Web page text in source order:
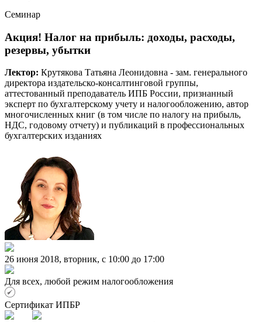
Семинар
Акция! Налог на прибыль: доходы, расходы,
резервы, убытки
Лектор: Крутякова Татьяна Леонидовна - зам. генерального
директора издательско-консалтинговой группы,
аттестованный преподаватель ИПБ России, признанный
эксперт по бухгалтерскому учету и налогообложению, автор
многочисленных книг (в том числе по налогу на прибыль,
НДС, годовому отчету) и публикаций в профессиональных
бухгалтерских изданиях
26 июня 2018, вторник, c 10:00 до 17:00
Для всех, любой режим налогообложения
Сертификат ИПБР